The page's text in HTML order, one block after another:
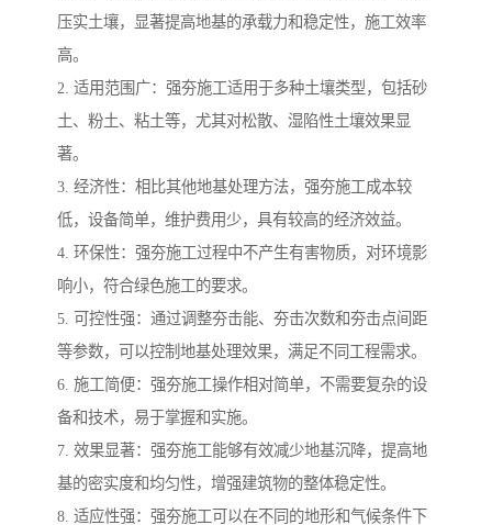
压实土壤，显著提高地基的承载力和稳定性，施工效率
高。
2. 适用范围广：强夯施工适用于多种土壤类型，包括砂
土、粉土、粘土等，尤其对松散、湿陷性土壤效果显
著。
3. 经济性：相比其他地基处理方法，强夯施工成本较
低，设备简单，维护费用少，具有较高的经济效益。
4. 环保性：强夯施工过程中不产生有害物质，对环境影
响小，符合绿色施工的要求。
5. 可控性强：通过调整夯击能、夯击次数和夯击点间距
等参数，可以控制地基处理效果，满足不同工程需求。
6. 施工简便：强夯施工操作相对简单，不需要复杂的设
备和技术，易于掌握和实施。
7. 效果显著：强夯施工能够有效减少地基沉降，提高地
基的密实度和均匀性，增强建筑物的整体稳定性。
8. 适应性强：强夯施工可以在不同的地形和气候条件下